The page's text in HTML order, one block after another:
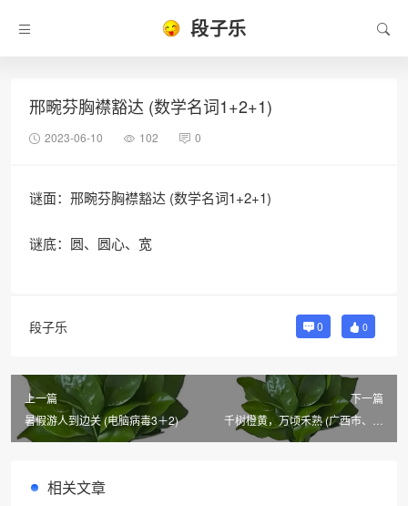
段子乐
邢畹芬胸襟豁达 (数学名词1+2+1)
2023-06-10 102 0
谜面：邢畹芬胸襟豁达 (数学名词1+2+1)
谜底：圆、圆心、宽
段子乐 0 0
上一篇
暑假游人到边关 (电脑病毒3＋2)
下一篇
千树橙黄，万顷禾熟 (广西市、县
相关文章